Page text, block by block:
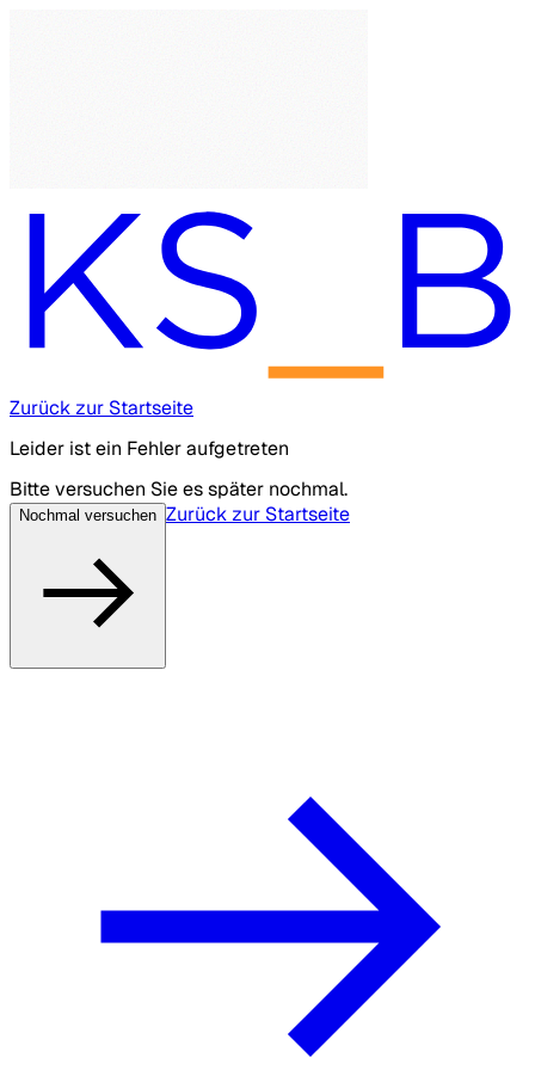
Zurück zur Startseite
Leider ist ein Fehler aufgetreten
Bitte versuchen Sie es später nochmal.
Nochmal versuchen Zurück zur Startseite